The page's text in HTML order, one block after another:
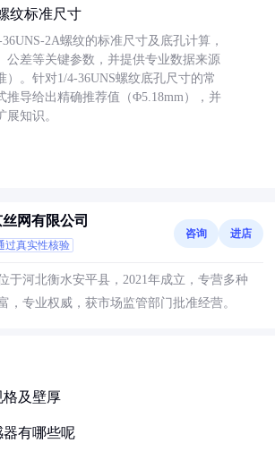
纹标准尺寸
2A螺纹的标准尺寸及底孔计算，
公差等关键参数，并提供专业数据来源
）。针对1/4-36UNS螺纹底孔尺寸的常
推导给出精确推荐值（Φ5.18mm），并
展知识。
网有限公司
过真实性核验
咨询 进店
于河北衡水安平县，2021年成立，专营多种
，专业权威，获市场监管部门批准经营。
格及壁厚
有哪些呢